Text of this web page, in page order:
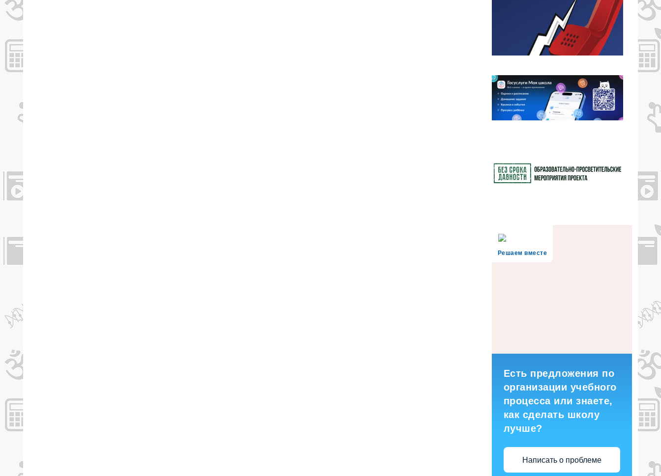
Решаем вместе
Есть предложения по
организации учебного
процесса или знаете,
как сделать школу
лучше?
Написать о проблеме